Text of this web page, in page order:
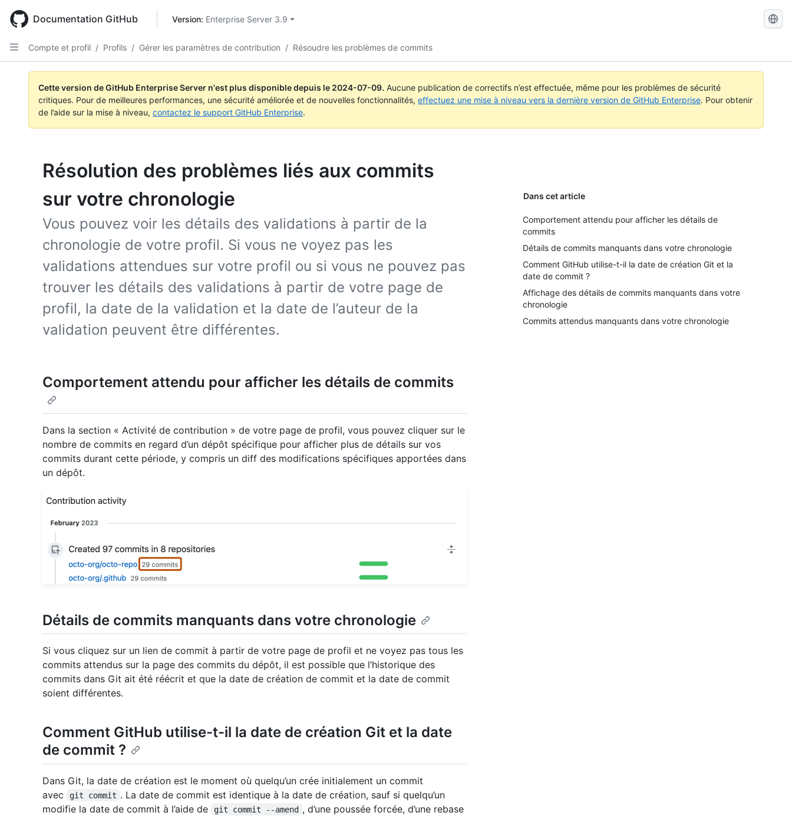
main
content
Documentation GitHub Version: Enterprise Server 3.9
Docs
Compte et profil / Profils / Gérer les paramètres de contribution / Résoudre les problèmes de commits
Cette version de GitHub Enterprise Server n'est plus disponible depuis le 2024-07-09. Aucune publication de correctifs n’est effectuée, même pour les problèmes de sécurité
critiques. Pour de meilleures performances, une sécurité améliorée et de nouvelles fonctionnalités, effectuez une mise à niveau vers la dernière version de GitHub Enterprise. Pour obtenir
de l’aide sur la mise à niveau, contactez le support GitHub Enterprise.
Résolution des problèmes liés aux commits
sur votre chronologie
Vous pouvez voir les détails des validations à partir de la
chronologie de votre profil. Si vous ne voyez pas les
validations attendues sur votre profil ou si vous ne pouvez pas
trouver les détails des validations à partir de votre page de
profil, la date de la validation et la date de l’auteur de la
validation peuvent être différentes.
Dans cet article
Comportement attendu pour afficher les détails de
commits
Détails de commits manquants dans votre chronologie
Comment GitHub utilise-t-il la date de création Git et la
date de commit ?
Affichage des détails de commits manquants dans votre
chronologie
Commits attendus manquants dans votre chronologie
Comportement attendu pour afficher les détails de commits
Dans la section « Activité de contribution » de votre page de profil, vous pouvez cliquer sur le
nombre de commits en regard d’un dépôt spécifique pour afficher plus de détails sur vos
commits durant cette période, y compris un diff des modifications spécifiques apportées dans
un dépôt.
Détails de commits manquants dans votre chronologie
Si vous cliquez sur un lien de commit à partir de votre page de profil et ne voyez pas tous les
commits attendus sur la page des commits du dépôt, il est possible que l’historique des
commits dans Git ait été réécrit et que la date de création de commit et la date de commit
soient différentes.
Comment GitHub utilise-t-il la date de création Git et la date
de commit ?
Dans Git, la date de création est le moment où quelqu’un crée initialement un commit
avec
git commit . La date de commit est identique à la date de création, sauf si quelqu’un
modifie la date de commit à l’aide de
git commit --amend , d’une poussée forcée, d’une rebase